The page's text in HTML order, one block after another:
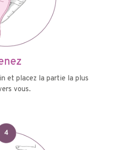
et placez la partie la plus
vous.